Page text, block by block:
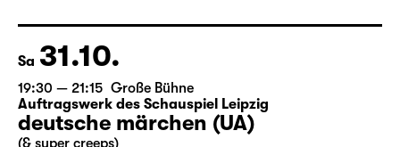
Regie: Salome Schneebeli
Karten
Sa 31.10.